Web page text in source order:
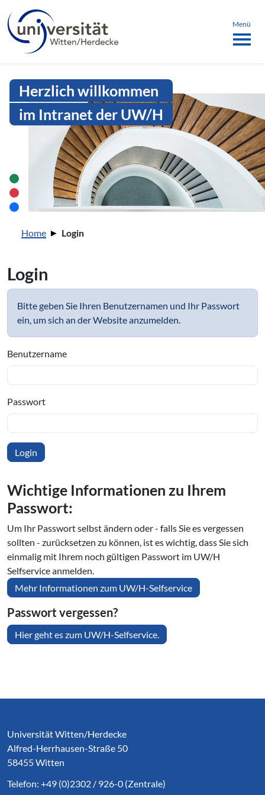
Intranet Uni WH | Login
Menü
Sprachmenü
schließen
Herzlich willkommen
im Intranet der UW/H
Sie sind hier:
Home Login
Login
Bitte geben Sie Ihren Benutzernamen und Ihr Passwort
ein, um sich an der Website anzumelden.
Benutzername
Passwort
Wichtige In­for­ma­tio­nen zu Ihrem
Passwort:
Um Ihr Passwort selbst ändern oder - falls Sie es vergessen
sollten - zurücksetzen zu können, ist es wichtig, dass Sie sich
einmalig mit Ihrem noch gültigen Passwort im UW/H
Selfservice anmelden.
Mehr Informationen zum UW/H-Selfservice
Passwort vergessen?
Hier geht es zum UW/H-Selfservice.
Universität Witten/Herdecke
Alfred-Herrhausen-Straße 50
58455 Witten
Telefon: +49 (0)2302 / 926-0 (Zentrale)